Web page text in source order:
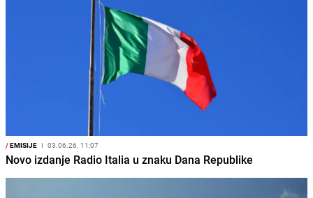
/EMISIJE I 03.06.26. 11:07
Novo izdanje Radio Italia u znaku Dana Republike